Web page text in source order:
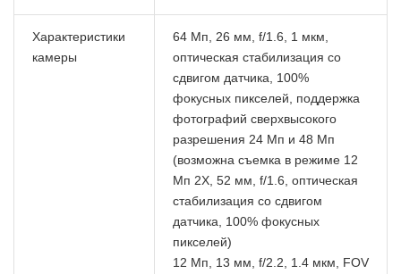
Характеристики
камеры
64 Мп, 26 мм, f/1.6, 1 мкм,
оптическая стабилизация со
сдвигом датчика, 100%
фокусных пикселей, поддержка
фотографий сверхвысокого
разрешения 24 Мп и 48 Мп
(возможна съемка в режиме 12
Мп 2X, 52 мм, f/1.6, оптическая
стабилизация со сдвигом
датчика, 100% фокусных
пикселей)
12 Мп, 13 мм, f/2.2, 1.4 мкм, FOV